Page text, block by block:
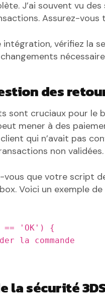
J’ai souvent vu
Assurez-vous
vérifiez la
des
sont cruciaux pour
mener à des
client qui n’avait pas
non validées.
vous que votre script
Voici un exemple
== 'OK') {
la commande
la sécurité